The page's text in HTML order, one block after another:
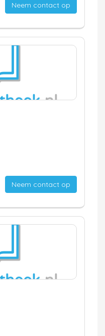
Neem contact op
Neem contact op